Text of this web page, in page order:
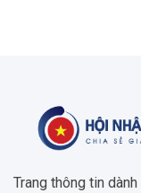
Trang thông tin